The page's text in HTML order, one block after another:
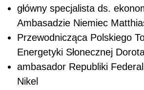
główny specjalista ds.
Ambasadzie Niemiec
Przewodnicząca Polskiego
Energetyki Słonecznej
ambasador Republiki
Nikel